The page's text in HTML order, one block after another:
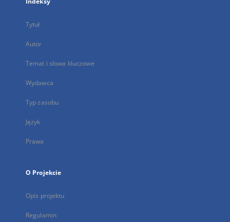
Tytuł
Autor
Temat i słowa kluczowe
Wydawca
Typ zasobu
Język
Prawa
O Projekcie
Opis projektu
Regulamin